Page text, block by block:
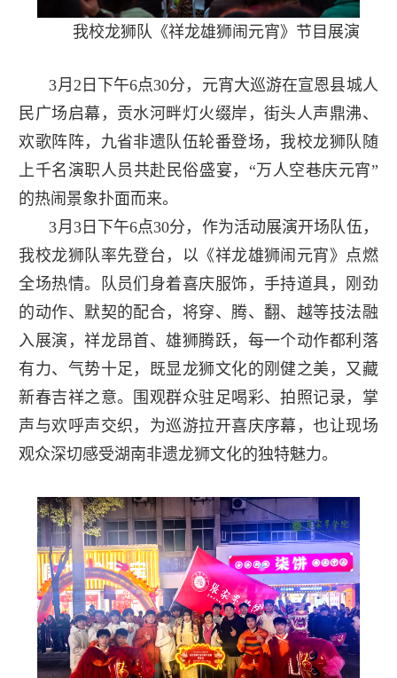
我校龙狮队《祥龙雄狮闹元宵》节目展演
3月2日下午6点30分，元宵大巡游在宣恩县城人
民广场启幕，贡水河畔灯火缀岸，街头人声鼎沸、
欢歌阵阵，九省非遗队伍轮番登场，我校龙狮队随
上千名演职人员共赴民俗盛宴，“万人空巷庆元宵”
的热闹景象扑面而来。
3月3日下午6点30分，作为活动展演开场队伍，
我校龙狮队率先登台，以《祥龙雄狮闹元宵》点燃
全场热情。队员们身着喜庆服饰，手持道具，刚劲
的动作、默契的配合，将穿、腾、翻、越等技法融
入展演，祥龙昂首、雄狮腾跃，每一个动作都利落
有力、气势十足，既显龙狮文化的刚健之美，又藏
新春吉祥之意。围观群众驻足喝彩、拍照记录，掌
声与欢呼声交织，为巡游拉开喜庆序幕，也让现场
观众深切感受湖南非遗龙狮文化的独特魅力。